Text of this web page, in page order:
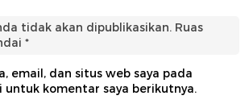
tidak akan dipublikasikan. Ruas
*
email, dan situs web saya pada
untuk komentar saya berikutnya.